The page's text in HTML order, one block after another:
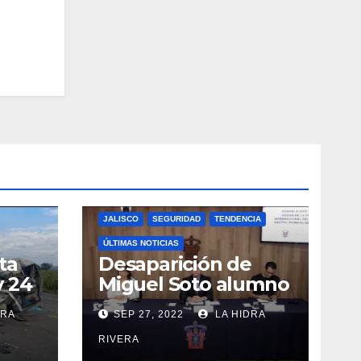
24
JALISCO SEGURIDAD TENDENCIA
ÚLTIMAS NOTICIAS
Desaparición de
Miguel Soto alumno
del CUCEA.
SEP 27, 2022 LA HIDRA
RIVERA